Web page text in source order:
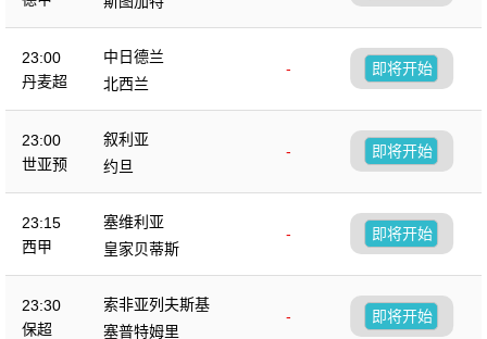
23:00
丹麦超
中日德兰
-
北西兰
即将开始
23:00
世亚预
叙利亚
-
约旦
即将开始
23:15
西甲
塞维利亚
-
皇家贝蒂斯
即将开始
23:30
保超
索非亚列夫斯基
-
塞普特姆里
即将开始